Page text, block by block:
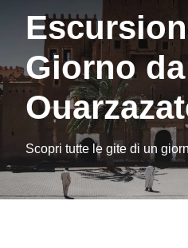
Giorno da
Scopri tutte le gite di un